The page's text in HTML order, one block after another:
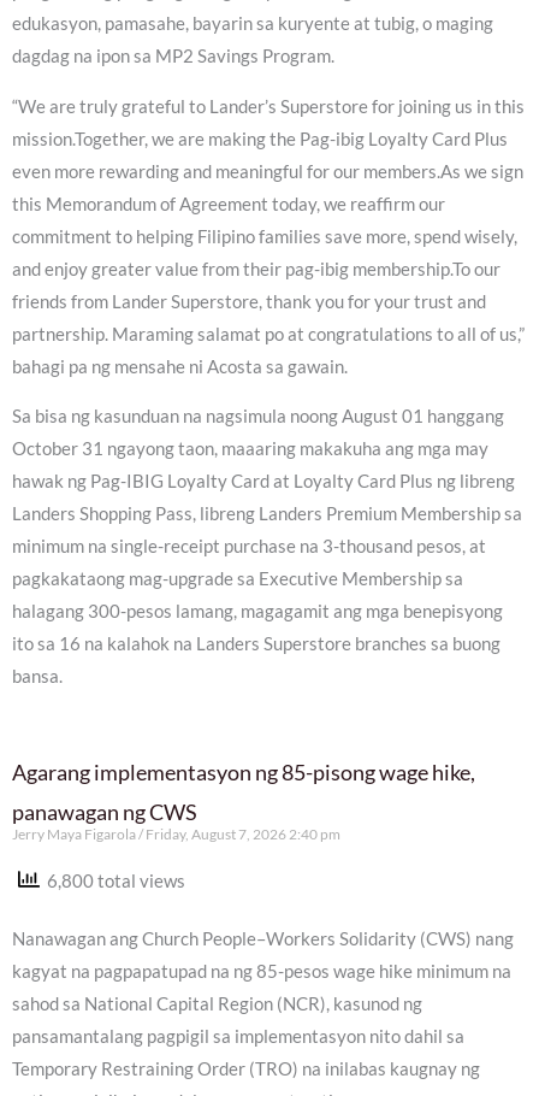
edukasyon, pamasahe, bayarin sa kuryente at tubig, o maging
dagdag na ipon sa MP2 Savings Program.
“We are truly grateful to Lander’s Superstore for joining us in this
mission.Together, we are making the Pag-ibig Loyalty Card Plus
even more rewarding and meaningful for our members.As we sign
this Memorandum of Agreement today, we reaffirm our
commitment to helping Filipino families save more, spend wisely,
and enjoy greater value from their pag-ibig membership.To our
friends from Lander Superstore, thank you for your trust and
partnership. Maraming salamat po at congratulations to all of us,”
bahagi pa ng mensahe ni Acosta sa gawain.
Sa bisa ng kasunduan na nagsimula noong August 01 hanggang
October 31 ngayong taon, maaaring makakuha ang mga may
hawak ng Pag-IBIG Loyalty Card at Loyalty Card Plus ng libreng
Landers Shopping Pass, libreng Landers Premium Membership sa
minimum na single-receipt purchase na 3-thousand pesos, at
pagkakataong mag-upgrade sa Executive Membership sa
halagang 300-pesos lamang, magagamit ang mga benepisyong
ito sa 16 na kalahok na Landers Superstore branches sa buong
bansa.
Agarang implementasyon ng 85-pisong wage hike,
panawagan ng CWS
Jerry Maya Figarola Friday, August 7, 2026 2:40 pm
6,800 total views
Nanawagan ang Church People–Workers Solidarity (CWS) nang
kagyat na pagpapatupad na ng 85-pesos wage hike minimum na
sahod sa National Capital Region (NCR), kasunod ng
pansamantalang pagpigil sa implementasyon nito dahil sa
Temporary Restraining Order (TRO) na inilabas kaugnay ng